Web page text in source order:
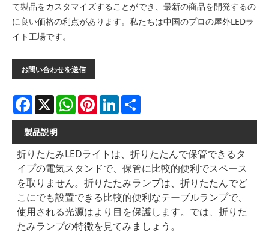
て製品をカスタマイズすることができ、最新の商品を開発するの
に良い価格の利点があります。私たちは中国のプロの屋外LEDラ
イト工場です。
お問い合わせを送信
Facebook
X WhatsAppPinterestLinkedIn
製品説明
折りたたみLEDライトは、折りたたんで保管できるタ
イプの電気スタンドで、保管に比較的便利でスペース
を取りません。折りたたみランプは、折りたたんでど
こにでも設置できる比較的便利なテーブルランプで、
使用される光源はより目を保護します。では、折りた
たみランプの特徴を見てみましょう。